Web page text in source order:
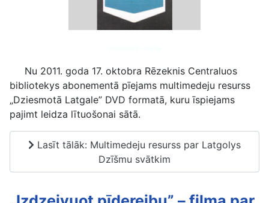
Nu 2011. goda 17. oktobra Rēzeknis Centraluos
bibliotekys abonementā pīejams multimedeju resurss
„Dziesmotā Latgale” DVD formatā, kuru īspiejams
pajimt leidza lītuošonai sātā.
Lasīt tālāk: Multimedeju resurss par Latgolys
Dzīšmu svātkim